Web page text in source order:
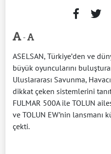
-
ASELSAN, Türkiye’den ve
büyük oyuncularını
Uluslararası Savunma,
dikkat çeken sistemlerini
FULMAR 500A ile TOLUN
ve TOLUN EW’nin lansmanı
çekti.